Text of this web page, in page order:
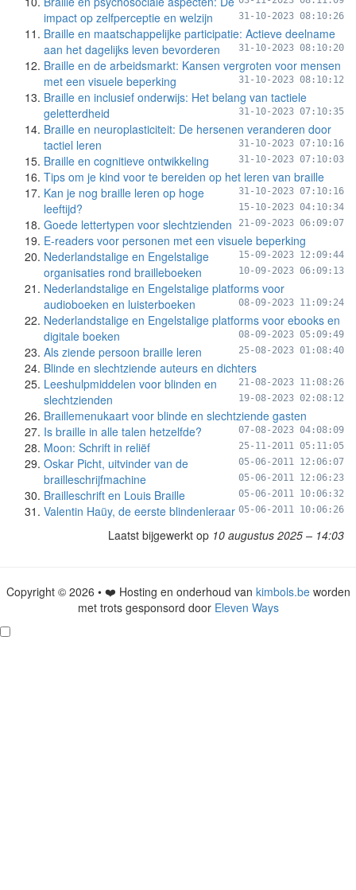
impact op zelfperceptie en welzijn
31-10-2023 08:10:26
Braille en maatschappelijke participatie: Actieve deelname
aan het dagelijks leven bevorderen
31-10-2023 08:10:20
Braille en de arbeidsmarkt: Kansen vergroten voor mensen
met een visuele beperking
31-10-2023 08:10:12
Braille en inclusief onderwijs: Het belang van tactiele
geletterdheid
31-10-2023 07:10:35
Braille en neuroplasticiteit: De hersenen veranderen door
tactiel leren
31-10-2023 07:10:16
Braille en cognitieve ontwikkeling 31-10-2023 07:10:03
Tips om je kind voor te bereiden op het leren van braille
31-10-2023 07:10:16
Kan je nog braille leren op hoge
leeftijd?
15-10-2023 04:10:34
Goede lettertypen voor slechtzienden 21-09-2023 06:09:07
E-readers voor personen met een visuele beperking
15-09-2023 12:09:44
Nederlandstalige en Engelstalige
organisaties rond brailleboeken
10-09-2023 06:09:13
Nederlandstalige en Engelstalige platforms voor
audioboeken en luisterboeken
08-09-2023 11:09:24
Nederlandstalige en Engelstalige platforms voor ebooks en
digitale boeken
08-09-2023 05:09:49
Als ziende persoon braille leren 25-08-2023 01:08:40
Blinde en slechtziende auteurs en dichters
21-08-2023 11:08:26
Leeshulpmiddelen voor blinden en
slechtzienden
19-08-2023 02:08:12
Braillemenukaart voor blinde en slechtziende gasten
07-08-2023 04:08:09
Is braille in alle talen hetzelfde?
25-11-2011 05:11:05
Moon: Schrift in reliëf
05-06-2011 12:06:07
Oskar Picht, uitvinder van de
brailleschrijfmachine
05-06-2011 12:06:23
Brailleschrift en Louis Braille 05-06-2011 10:06:32
Valentin Haüy, de eerste blindenleraar 05-06-2011 10:06:26
Laatst bijgewerkt op 10 augustus 2025 – 14:03
Copyright © 2026 • ❤️ Hosting en onderhoud van kimbols.beworden
met trots gesponsord door Eleven Ways